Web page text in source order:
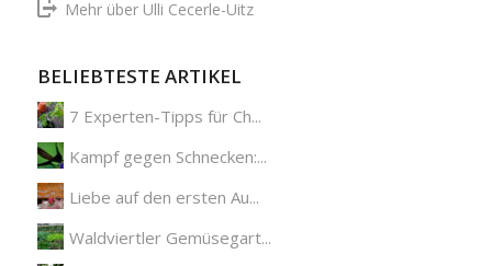
Mehr über Ulli Cecerle-Uitz
BELIEBTESTE ARTIKEL
7 Experten-Tipps für Ch...
Kampf gegen Schnecken:...
Liebe auf den ersten Au...
Waldviertler Gemüsegart...